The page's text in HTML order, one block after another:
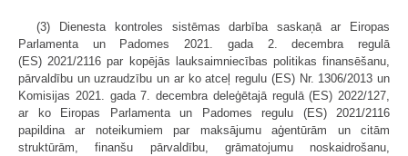
(3) Dienesta kontroles sistēmas darbība saskaņā ar Eiropas
Parlamenta un Padomes 2021. gada 2. decembra regulā
(ES) 2021/2116 par kopējās lauksaimniecības politikas finansēšanu,
pārvaldību un uzraudzību un ar ko atceļ regulu (ES) Nr. 1306/2013 un
Komisijas 2021. gada 7. decembra deleģētajā regulā (ES) 2022/127,
ar ko Eiropas Parlamenta un Padomes regulu (ES) 2021/2116
papildina ar noteikumiem par maksājumu aģentūrām un citām
struktūrām, finanšu pārvaldību, grāmatojumu noskaidrošanu,